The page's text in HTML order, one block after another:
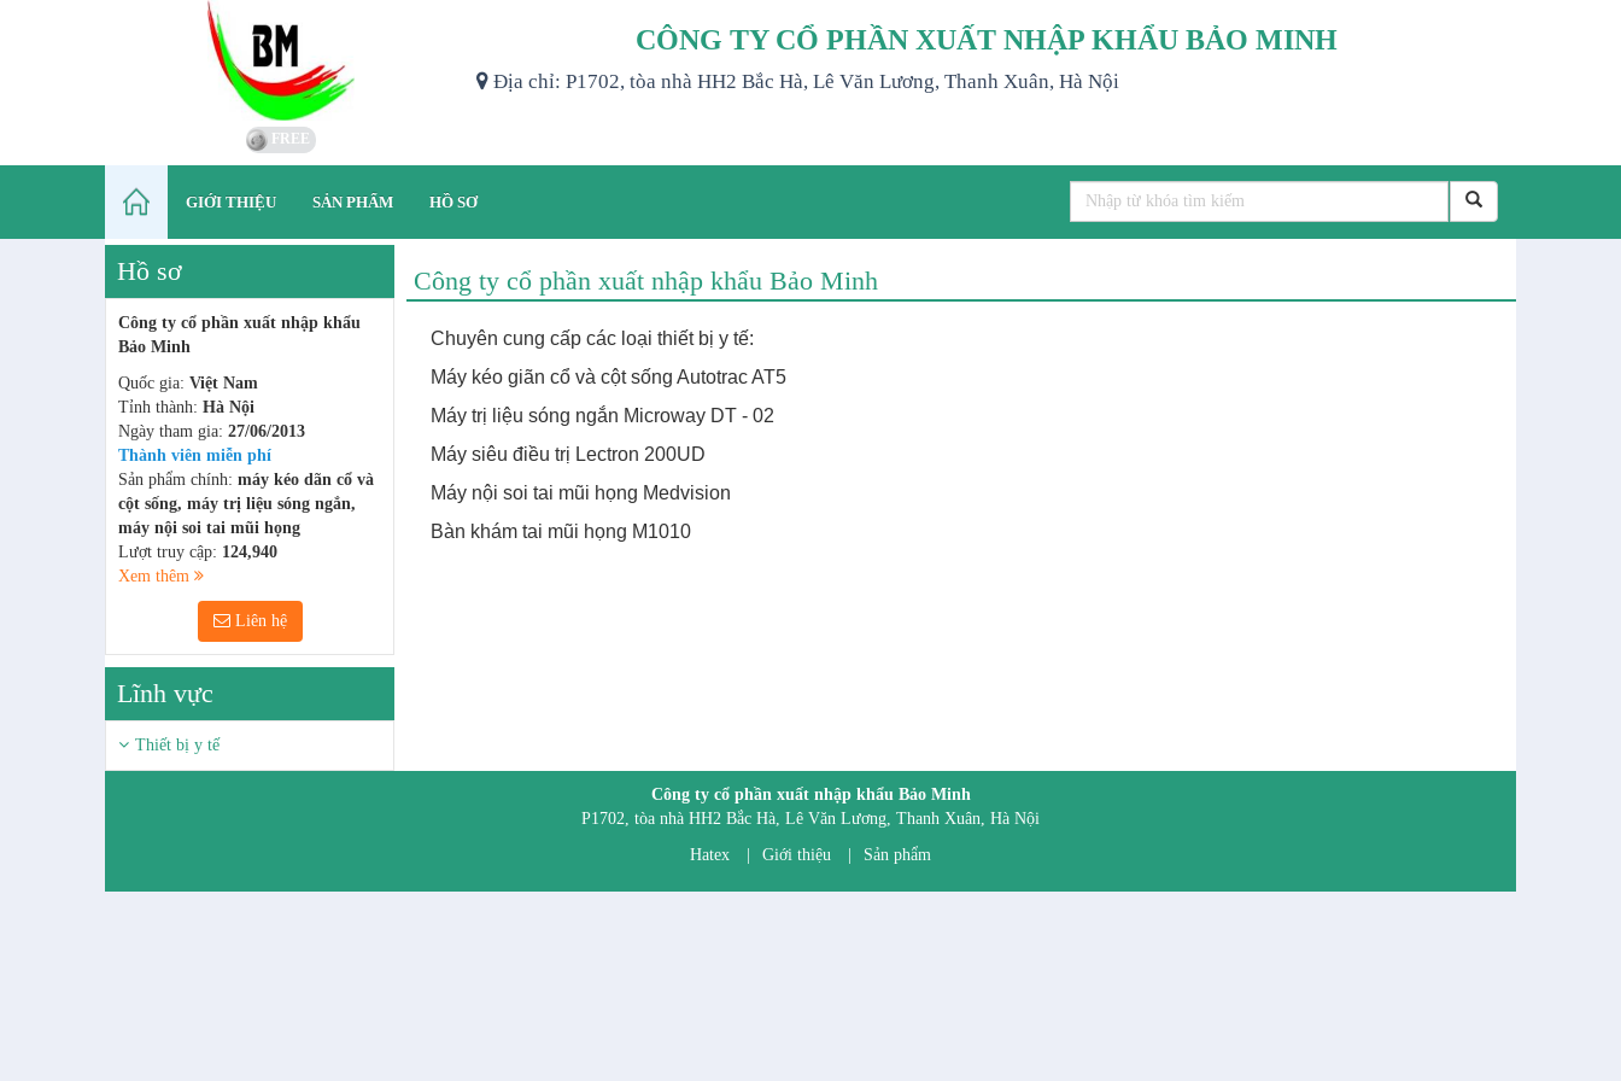
FREE
CÔNG TY CỔ PHẦN XUẤT NHẬP KHẨU BẢO MINH
Địa chỉ: P1702, tòa nhà HH2 Bắc Hà, Lê Văn Lương, Thanh Xuân, Hà Nội
GIỚI THIỆU SẢN PHẨM HỒ SƠ
Hồ sơ
Công ty cổ phần xuất nhập khẩu
Bảo Minh
Quốc gia: Việt Nam
Tỉnh thành: Hà Nội
Ngày tham gia: 27/06/2013
Thành viên miễn phí
Sản phẩm chính: máy kéo dãn cổ và
cột sống, máy trị liệu sóng ngắn,
máy nội soi tai mũi họng
Lượt truy cập: 124,940
Xem thêm
Liên hệ
Lĩnh vực
Thiết bị y tế
Công ty cổ phần xuất nhập khẩu Bảo Minh
Chuyên cung cấp các loại thiết bị y tế:
Máy kéo giãn cổ và cột sống Autotrac AT5
Máy trị liệu sóng ngắn Microway DT - 02
Máy siêu điều trị Lectron 200UD
Máy nội soi tai mũi họng Medvision
Bàn khám tai mũi họng M1010
Công ty cổ phần xuất nhập khẩu Bảo Minh
P1702, tòa nhà HH2 Bắc Hà, Lê Văn Lương, Thanh Xuân, Hà Nội
Hatex
Giới thiệu Sản phẩm